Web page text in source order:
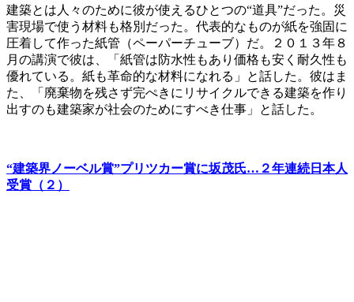
建築とは人々のために彼が使えるひとつの“道具”だった。災
害現場で使う材料も格別だった。代表的なものが紙を強固に
圧着して作った紙管（ペーパーチューブ）だ。２０１３年８
月の講演で彼は、「紙管は防水性もあり価格も安く耐久性も
優れている。紙も革命的な材料になれる」と話した。彼はま
た、「廃棄物を残さず完ぺきにリサイクルできる建築を作り
出すのも建築家が社会のためにすべき仕事」と話した。
“建築界ノーベル賞”プリツカー賞に坂茂氏…２年連続日本人
受賞（２）